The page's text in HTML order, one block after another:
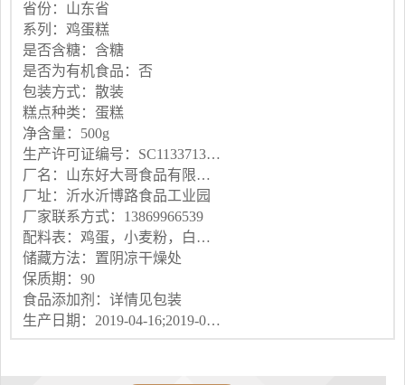
省份：山东省
系列：鸡蛋糕
是否含糖：含糖
是否为有机食品：否
包装方式：散装
糕点种类：蛋糕
净含量：500g
生产许可证编号：SC11337132300433
厂名：山东好大哥食品有限公司
厂址：沂水沂博路食品工业园
厂家联系方式：13869966539
配料表：鸡蛋，小麦粉，白砂糖，植物油，麦芽糖浆，全脂乳粉，食用盐等
储藏方法：置阴凉干燥处
保质期：90
食品添加剂：详情见包装
生产日期：2019-04-16;2019-06-01